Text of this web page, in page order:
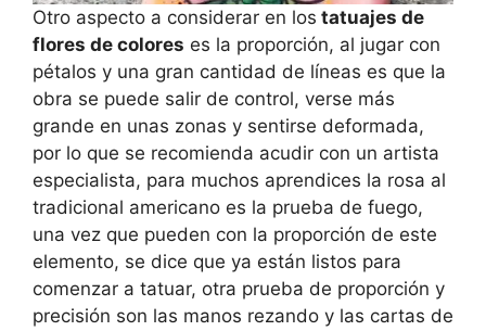
Otro aspecto a considerar en los tatuajes de
flores de colores es la proporción, al jugar con
pétalos y una gran cantidad de líneas es que la
obra se puede salir de control, verse más
grande en unas zonas y sentirse deformada,
por lo que se recomienda acudir con un artista
especialista, para muchos aprendices la rosa al
tradicional americano es la prueba de fuego,
una vez que pueden con la proporción de este
elemento, se dice que ya están listos para
comenzar a tatuar, otra prueba de proporción y
precisión son las manos rezando y las cartas de